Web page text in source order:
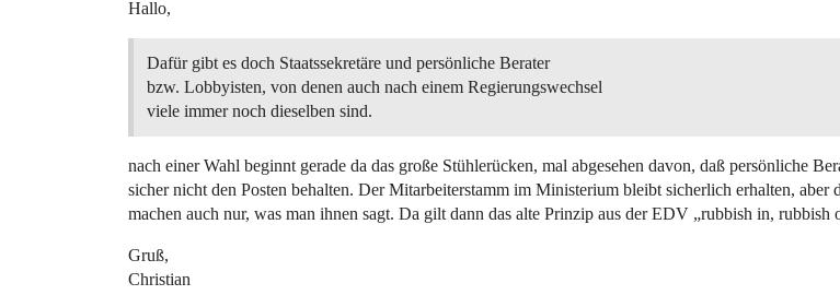
Hallo,
Dafür gibt es doch Staatssekretäre und persönliche Berater
bzw. Lobbyisten, von denen auch nach einem Regierungswechsel
viele immer noch dieselben sind.
nach einer Wahl beginnt gerade da das große Stühlerücken, mal abgesehen davon, daß persönliche
sicher nicht den Posten behalten. Der Mitarbeiterstamm im Ministerium bleibt sicherlich erhalten, aber
machen auch nur, was man ihnen sagt. Da gilt dann das alte Prinzip aus der EDV „rubbish in, rubbish
Gruß,
Christian